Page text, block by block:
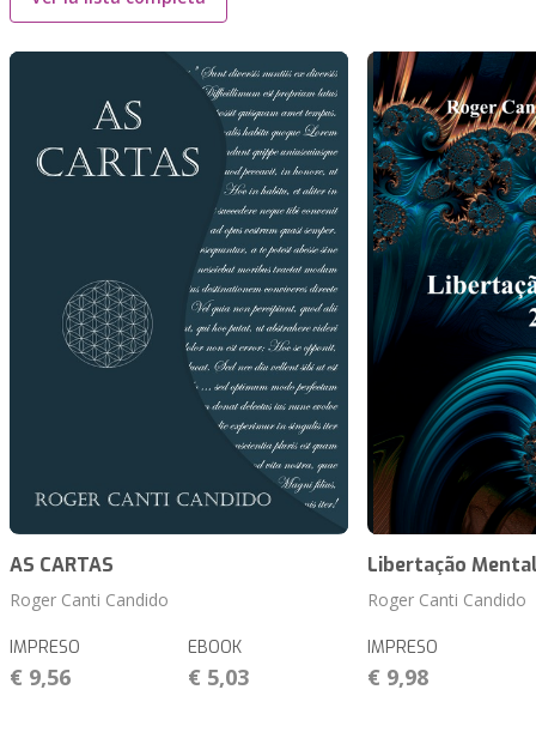
AS CARTAS
Roger Canti Candido
IMPRESO
€ 9,56
EBOOK
€ 5,03
Libertação
Roger Canti Candido
IMPRESO
€ 9,98